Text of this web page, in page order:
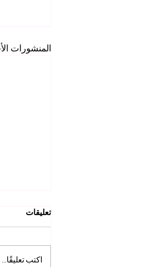
المنشورات
تعليقات
اكتب تعليقًا...